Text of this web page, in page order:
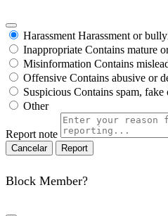
Harassment Harassment or
Inappropriate Contains mature
Misinformation Contains
Offensive Contains abusive or
Suspicious Contains spam,
Other
Report note
Report
Block Member?